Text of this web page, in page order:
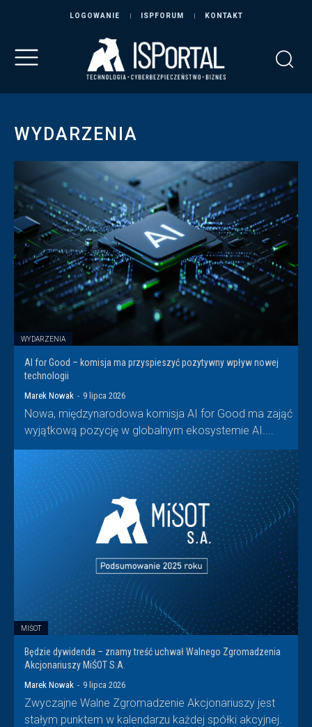
LOGOWANIE ISPFORUM KONTAKT
WYDARZENIA
WYDARZENIA
AI for Good – komisja ma przyspieszyć pozytywny wpływ nowej
technologii
Marek Nowak - 9 lipca 2026
Nowa, międzynarodowa komisja AI for Good ma zająć
wyjątkową pozycję w globalnym ekosystemie AI....
MIŚOT
Będzie dywidenda – znamy treść uchwał Walnego Zgromadzenia
Akcjonariuszy MiŚOT S.A.
Marek Nowak - 9 lipca 2026
Zwyczajne Walne Zgromadzenie Akcjonariuszy jest
stałym punktem w kalendarzu każdej spółki akcyjnej.